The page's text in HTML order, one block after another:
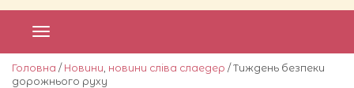
Головна / Новини новини сліва слаедер / Тиждень безпеки
дорожнього руху